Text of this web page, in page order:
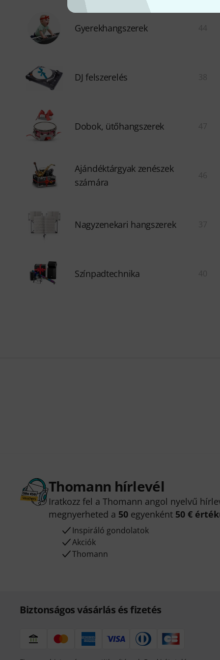
Gyerekhangszerek
DJ felszerelés
Dobok, ütőhangszerek
Ajándéktárgyak zenészek
számára
Nagyzenekari hangszerek
Színpadtechnika
Thomann hírlevél
Iratkozz fel a Thomann angol nyelvű
megnyerheted a 50 egyenként 50 €
Inspiráló gondolatok
Akciók
Thomann
Biztonságos vásárlás és fizetés